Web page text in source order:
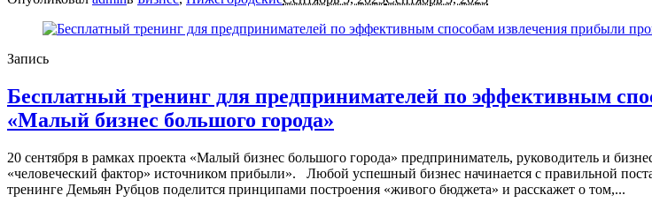
Запись
Бесплатный тренинг для предпринимателей по эффективным
«Малый бизнес большого города»
20 сентября в рамках проекта «Малый бизнес большого города» предприниматель, руководитель и
«человеческий фактор» источником прибыли». Любой успешный бизнес начинается с правильной
тренинге Демьян Рубцов поделится принципами построения «живого бюджета» и расскажет о том,...